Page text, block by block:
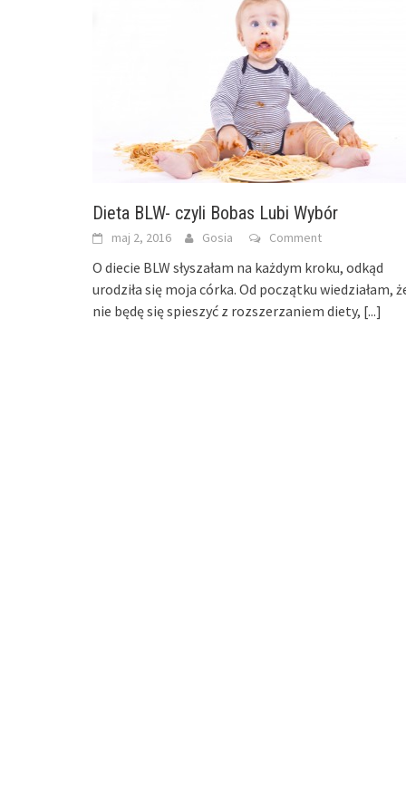
Dieta BLW- czyli Bobas Lubi Wybór
maj 2, 2016 Gosia Comment
O diecie BLW słyszałam na każdym kroku, odkąd
urodziła się moja córka. Od początku wiedziałam,
nie będę się spieszyć z rozszerzaniem diety, [...]